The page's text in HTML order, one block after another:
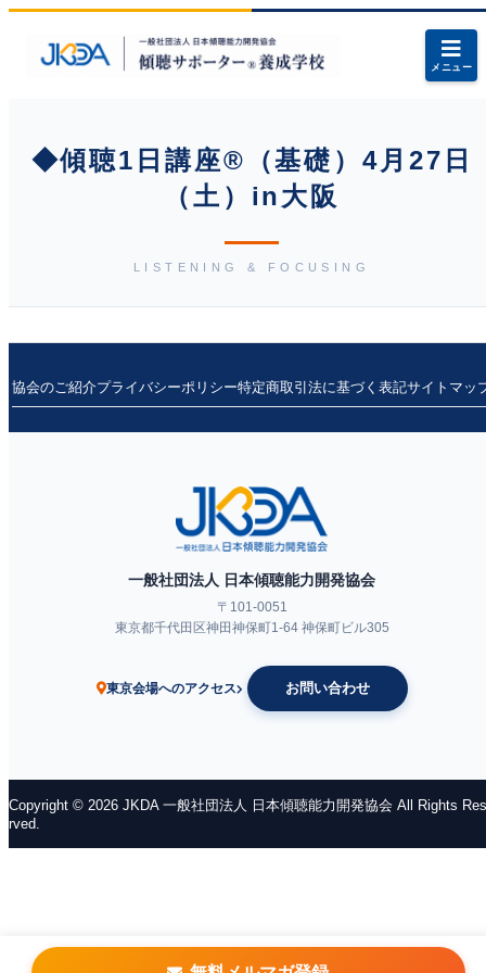
メニュー
◆傾聴1日講座®（基礎）4月27日
（土）in大阪
LISTENING & FOCUSING
協会のご紹介プライバシーポリシー特定商取引法に基づく表記サイトマッ
一般社団法人 日本傾聴能力開発協会
〒101-0051
東京都千代田区神田神保町1-64 神保町ビル305
東京会場へのアクセス お問い合わせ
Copyright © 2026 JKDA 一般社団法人 日本傾聴能力開発協会 All Rights
rved.